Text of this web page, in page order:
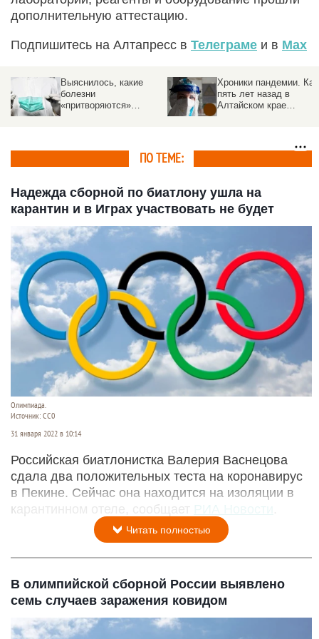
дополнительную аттестацию.
Подпишитесь на Алтапресс в Телеграме и в Max
Хроники пандемии. Как
пять лет назад в
Алтайском крае
бунтовали против
Разведданные: утечка
COVID-19 произошла в
китайской лаборатории
ПО ТЕМЕ:
Надежда сборной по биатлону ушла на
карантин и в Играх участвовать не будет
Олимпиада.
Источник: СС0
31 января 2022 в 10:14
Российская биатлонистка Валерия Васнецова
сдала два положительных теста на коронавирус
в Пекине. Сейчас она находится на изоляции в
карантинном отеле, сообщает РИА Новости
Читать полностью
В олимпийской сборной России выявлено
семь случаев заражения ковидом